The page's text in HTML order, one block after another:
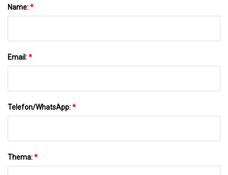
Name:*
Email:*
Telefon/WhatsApp:*
Thema:*